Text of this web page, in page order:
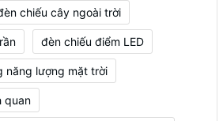
chiếu cây ngoài trời
đèn chiếu điểm LED
năng lượng mặt trời
quan